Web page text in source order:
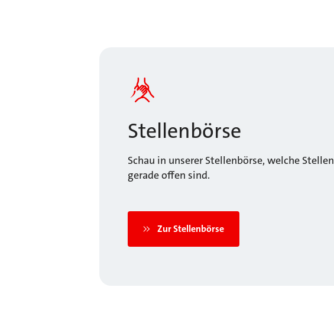
Stellenbörse
Schau in unserer Stellenbörse, welche Stellen
gerade offen sind.
Zur Stellenbörse